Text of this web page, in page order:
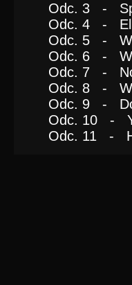
Odc. 3 -
Odc. 4 -
Odc. 5 -
Odc. 6 -
Odc. 7 -
Odc. 8 -
Odc. 9 -
Odc. 10 -
Odc. 11 -